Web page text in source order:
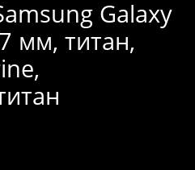
Galaxy
мм, титан,